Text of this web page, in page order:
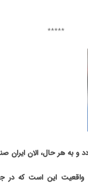
*****
و به هر حال، الان ایران
این است که در